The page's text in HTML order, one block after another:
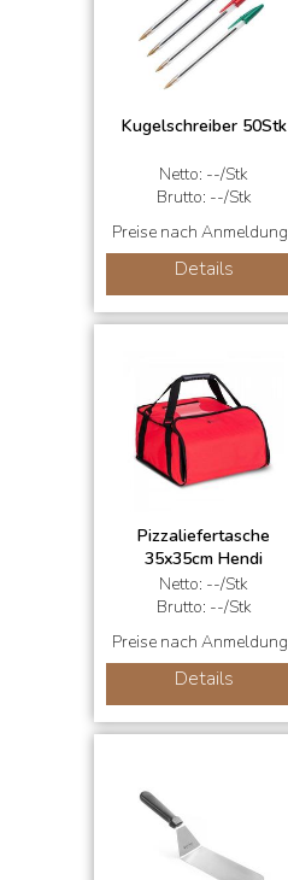
Kugelschreiber 50Stk
Netto: --/Stk
Brutto: --/Stk
Preise nach Anmeldung
Details
Pizzaliefertasche
35x35cm Hendi
Netto: --/Stk
Brutto: --/Stk
Preise nach Anmeldung
Details